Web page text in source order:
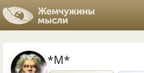
*M*